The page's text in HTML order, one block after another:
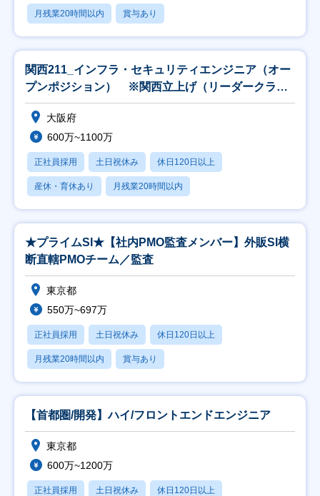
月残業20時間以内 賞与あり
関西211_インフラ・セキュリティエンジニア（オー
プンポジション） ※関西立上げ（リーダークラス
以上
大阪府
600万~1100万
正社員採用 土日祝休み 休日120日以上
産休・育休あり 月残業20時間以内
★プライムSI★【社内PMO監査メンバー】外販SI横
断直轄PMOチーム／監査
東京都
550万~697万
正社員採用 土日祝休み 休日120日以上
月残業20時間以内 賞与あり
【首都圏/開発】ハイ/フロントエンドエンジニア
東京都
600万~1200万
正社員採用 土日祝休み 休日120日以上